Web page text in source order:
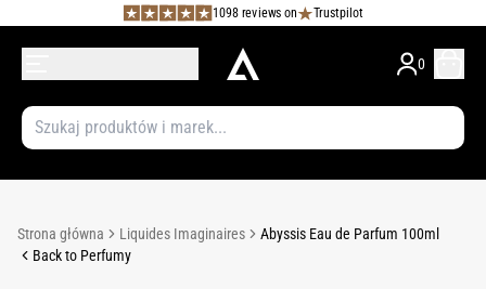
1098 reviews on Trustpilot
0
Strona główna Liquides Imaginaires
Abyssis Eau de Parfum 100ml
Back to Perfumy